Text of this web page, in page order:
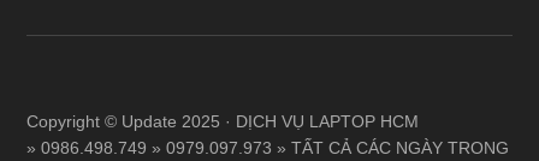
Copyright © Update 2025 · DỊCH VỤ LAPTOP HCM
» 0986.498.749 » 0979.097.973 » TẤT CẢ CÁC NGÀY TRONG